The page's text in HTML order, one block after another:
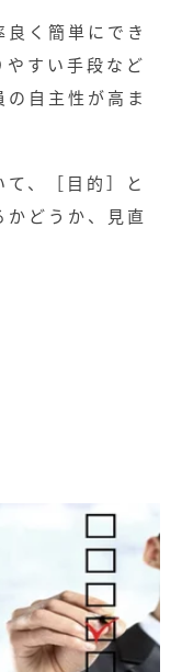
く簡単にでき
すい手段など
自主性が高ま
、［目的］と
かどうか、見直